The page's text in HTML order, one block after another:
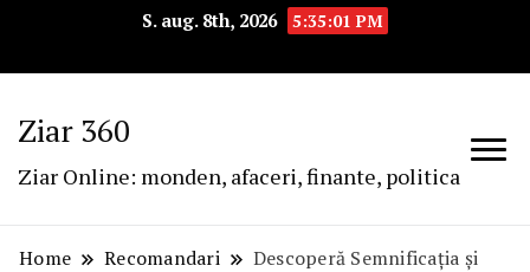
S. aug. 8th, 2026 5:35:02 PM
Ziar 360
Ziar Online: monden, afaceri, finante, politica
Home Recomandari
Descoperă Semnificația și